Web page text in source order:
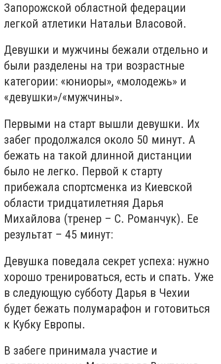
Запорожской областной федерации
легкой атлетики Натальи Власовой.
Девушки и мужчины бежали отдельно и
были разделены на три возрастные
категории: «юниоры», «молодежь» и
«девушки»/«мужчины».
Первыми на старт вышли девушки. Их
забег продолжался около 50 минут. А
бежать на такой длинной дистанции
было не легко. Первой к старту
прибежала спортсменка из Киевской
области тридцатилетняя Дарья
Михайлова (тренер – С. Романчук). Ее
результат – 45 минут:
Девушка поведала секрет успеха: нужно
хорошо тренироваться, есть и спать. Уже
в следующую субботу Дарья в Чехии
будет бежать полумарафон и готовиться
к Кубку Европы.
В забеге принимала участие и